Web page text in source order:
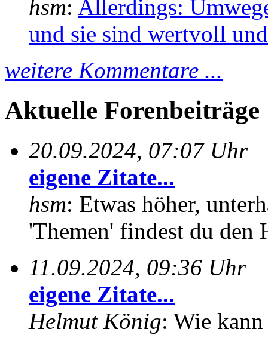
hsm: Allerdings:
und sie sind wertvoll
weitere Kommentare ...
Aktuelle Forenbeiträge
20.09.2024, 07:07 Uhr
eigene Zitate...
hsm: Etwas höher,
'Themen' findest du den
11.09.2024, 09:36 Uhr
eigene Zitate...
Helmut König: Wie